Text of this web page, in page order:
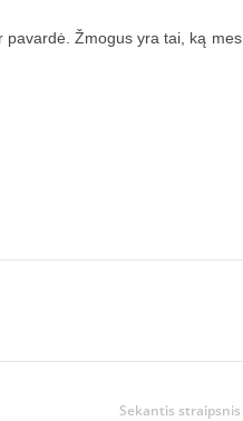
Žmogus yra tai, ką mes
Sekantis straipsnis